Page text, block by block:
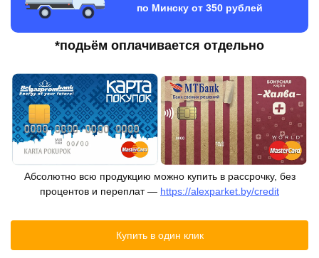
по Минску от 350 рублей
*подьём оплачивается отдельно
Абсолютно всю продукцию можно купить в рассрочку, без
процентов и переплат — https://alexparket.by/credit
Купить в один клик